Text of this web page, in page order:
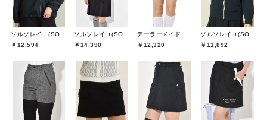
￥12,594
￥14,390
￥12,320
￥11,892